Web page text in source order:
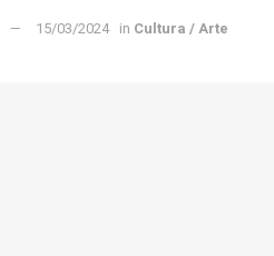
15/03/2024 in Cultura / Arte